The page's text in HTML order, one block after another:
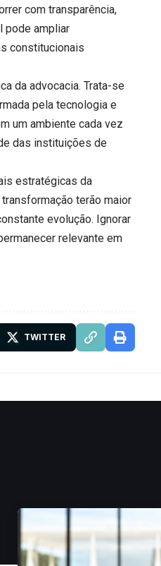
com transparência,
pode ampliar
constitucionais
da advocacia. Trata-se
pela tecnologia e
um ambiente cada vez
das instituições de
estratégicas da
terão maior
evolução. Ignorar
relevante em
TWITTER